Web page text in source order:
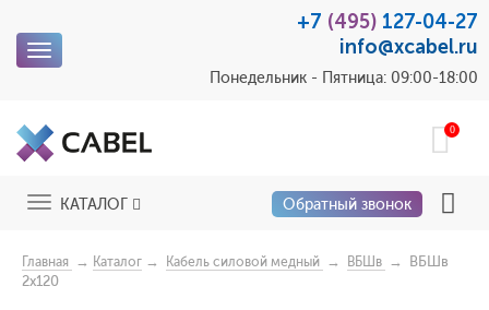
Toggle
+7 (495) 127-04-27
info@xcabel.ru
Понедельник - Пятница: 09:00-18:00
0
ToggleКАТАЛОГ Обратный звонок
Главная → Каталог → Кабель силовой медный → ВБШв → ВБШв
2х120